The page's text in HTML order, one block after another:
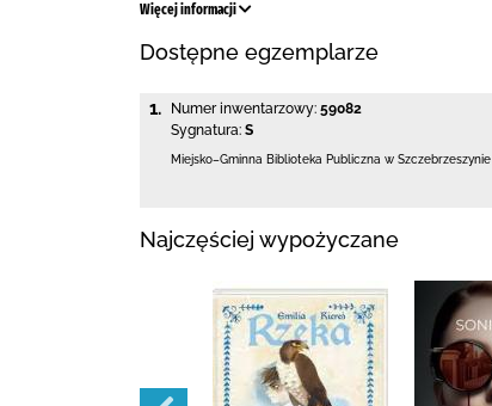
Więcej informacji
Dostępne egzemplarze
1. Numer inwentarzowy: 59082
Sygnatura: S
Miejsko–Gminna Biblioteka Publiczna w Szczebrzeszynie
Najczęściej wypożyczane